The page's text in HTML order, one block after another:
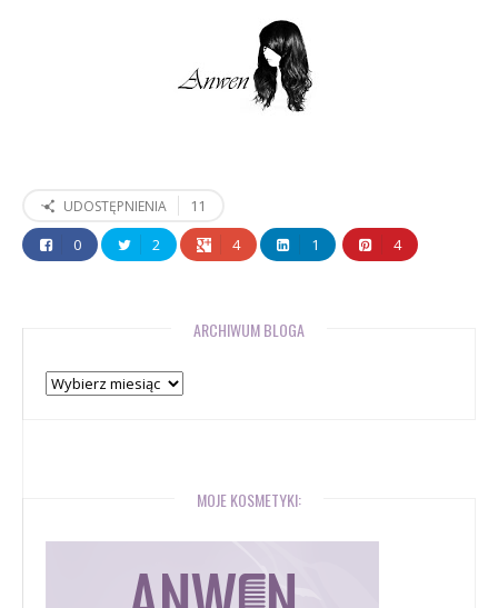
UDOSTĘPNIENIA
11
0
2 4 1 4
ARCHIWUM BLOGA
Archiwum
MOJE KOSMETYKI: